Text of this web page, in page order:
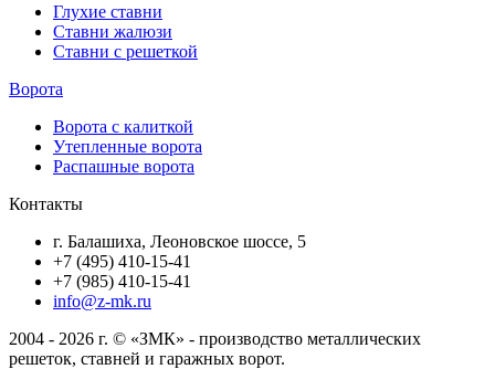
Глухие ставни
Ставни жалюзи
Ставни с решеткой
Ворота
Ворота с калиткой
Утепленные ворота
Распашные ворота
Контакты
г. Балашиха, Леоновское шоссе, 5
+7 (495) 410-15-41
+7 (985) 410-15-41
info@z-mk.ru
2004 - 2026 г. © «ЗМК» - производство металлических
решеток, ставней и гаражных ворот.